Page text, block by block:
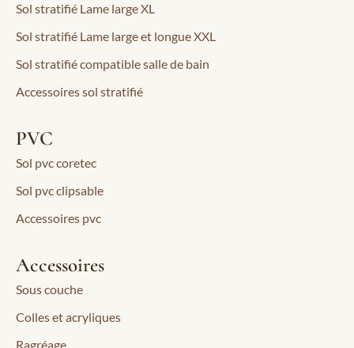
Sol stratifié Lame large XL
Sol stratifié Lame large et longue XXL
Sol stratifié compatible salle de bain
Accessoires sol stratifié
PVC
Sol pvc coretec
Sol pvc clipsable
Accessoires pvc
Accessoires
Sous couche
Colles et acryliques
Ragréage